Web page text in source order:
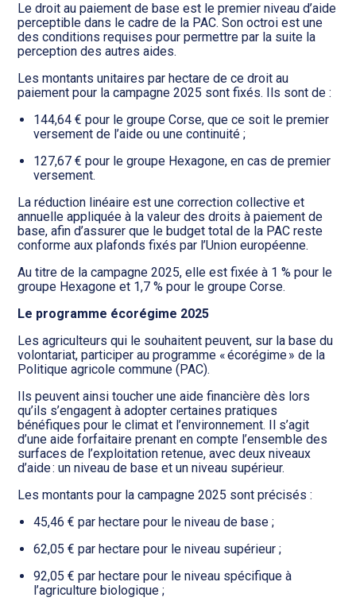
Procédures collectives
Transition numérique
Gérer vos ressources
humaines : SILAE
Le droit au paiement de base est le premier niveau d’aide
perceptible dans le cadre de la PAC. Son octroi est une
des conditions requises pour permettre par la suite la
perception des autres aides.
Les montants unitaires par hectare de ce droit au
paiement pour la campagne 2025 sont fixés. Ils sont de :
144,64 € pour le groupe Corse, que ce soit le premier
versement de l’aide ou une continuité ;
127,67 € pour le groupe Hexagone, en cas de premier
versement.
La réduction linéaire est une correction collective et
annuelle appliquée à la valeur des droits à paiement de
base, afin d’assurer que le budget total de la PAC reste
conforme aux plafonds fixés par l’Union européenne.
Au titre de la campagne 2025, elle est fixée à 1 % pour le
groupe Hexagone et 1,7 % pour le groupe Corse.
Le programme écorégime 2025
Les agriculteurs qui le souhaitent peuvent, sur la base du
volontariat, participer au programme « écorégime » de la
Politique agricole commune (PAC).
Ils peuvent ainsi toucher une aide financière dès lors
qu’ils s’engagent à adopter certaines pratiques
bénéfiques pour le climat et l’environnement. Il s’agit
d’une aide forfaitaire prenant en compte l’ensemble des
surfaces de l’exploitation retenue, avec deux niveaux
d’aide : un niveau de base et un niveau supérieur.
Les montants pour la campagne 2025 sont précisés :
45,46 € par hectare pour le niveau de base ;
62,05 € par hectare pour le niveau supérieur ;
92,05 € par hectare pour le niveau spécifique à
l’agriculture biologique ;